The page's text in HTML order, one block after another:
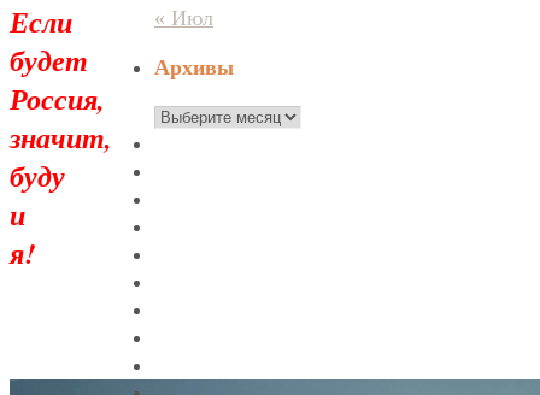
Если
будет
Россия,
значит,
буду
и
я!
« Июл
Архивы
Архивы